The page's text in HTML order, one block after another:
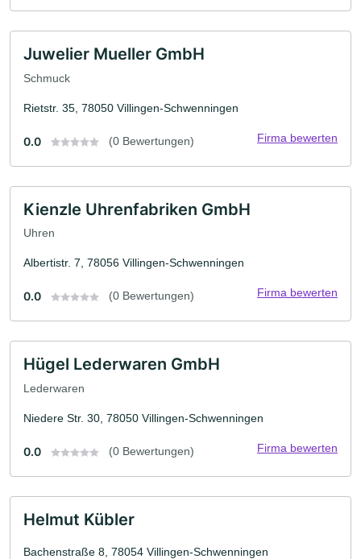
Juwelier Mueller GmbH
Schmuck
Rietstr. 35, 78050 Villingen-Schwenningen
0.0 (0 Bewertungen) Firma bewerten
Kienzle Uhrenfabriken GmbH
Uhren
Albertistr. 7, 78056 Villingen-Schwenningen
0.0 (0 Bewertungen) Firma bewerten
Hügel Lederwaren GmbH
Lederwaren
Niedere Str. 30, 78050 Villingen-Schwenningen
0.0 (0 Bewertungen) Firma bewerten
Helmut Kübler
Bachenstraße 8, 78054 Villingen-Schwenningen